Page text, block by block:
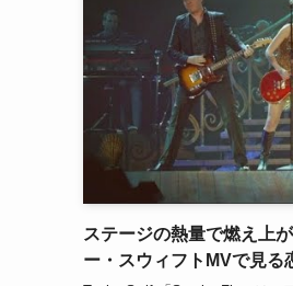
ステージの熱量で燃え上
ー・スウィフトMVで見る